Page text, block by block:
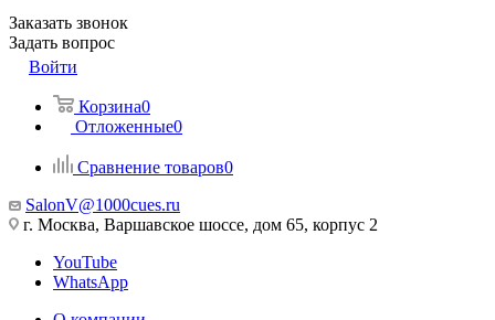
Заказать звонок
Задать вопрос
Войти
Корзина0
Отложенные0
Сравнение товаров0
SalonV@1000cues.ru
г. Москва, Варшавское шоссе, дом 65, корпус 2
YouTube
WhatsApp